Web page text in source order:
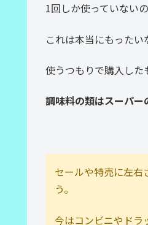
1回しか使っていない
これは本当にもったい
使うつもりで購入した
調味料の類はスーパー
セールや特売に左右
う。
今はコンビニやドラ